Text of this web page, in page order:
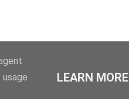
LEARN MORE